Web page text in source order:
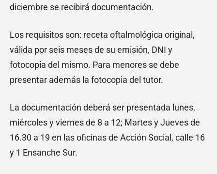
diciembre se recibirá documentación.
Los requisitos son: receta oftalmológica original,
válida por seis meses de su emisión, DNI y
fotocopia del mismo. Para menores se debe
presentar además la fotocopia del tutor.
La documentación deberá ser presentada lunes,
miércoles y viernes de 8 a 12; Martes y Jueves de
16.30 a 19 en las oficinas de Acción Social, calle 16
y 1 Ensanche Sur.